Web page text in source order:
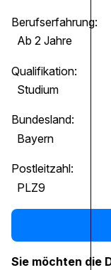
Berufserfahrung:
Ab 2 Jahre
Qualifikation:
Studium
Bundesland:
Bayern
Postleitzahl:
PLZ9
Sie möchten die